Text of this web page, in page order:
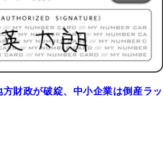
財政が破綻、中小企業は倒産ラッ